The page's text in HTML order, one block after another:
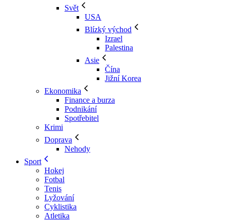
Svět
USA
Blízký východ
Izrael
Palestina
Asie
Čína
Jižní Korea
Ekonomika
Finance a burza
Podnikání
Spotřebitel
Krimi
Doprava
Nehody
Sport
Hokej
Fotbal
Tenis
Lyžování
Cyklistika
Atletika